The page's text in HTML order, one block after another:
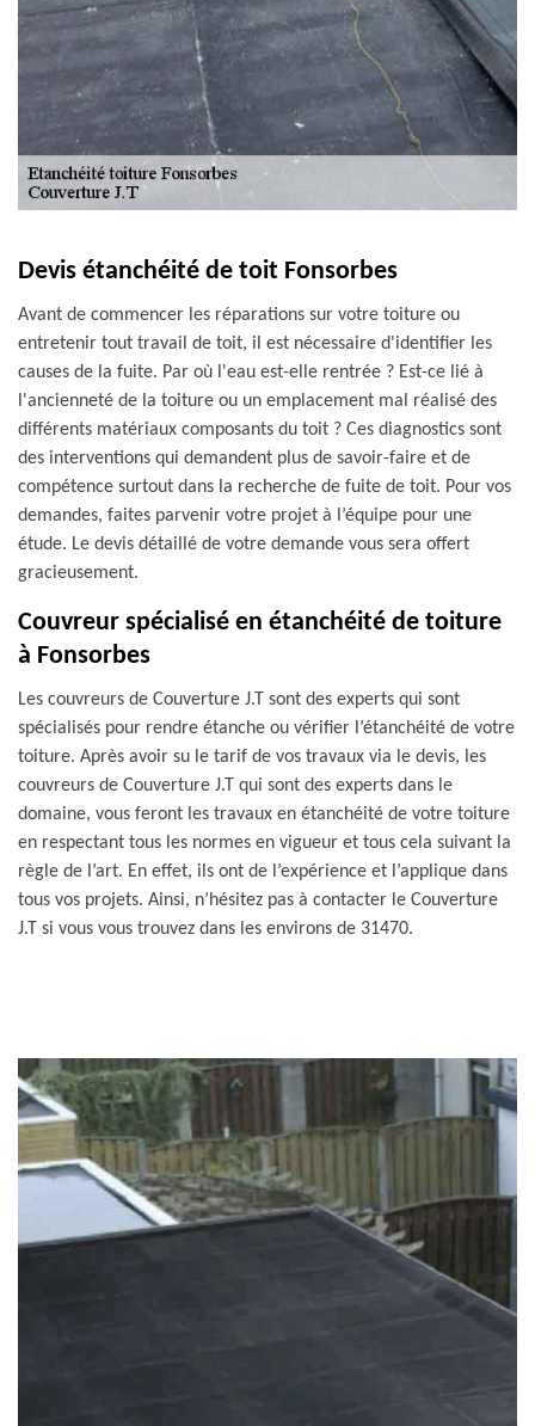
Devis étanchéité de toit Fonsorbes
Avant de commencer les réparations sur votre toiture ou
entretenir tout travail de toit, il est nécessaire d'identifier les
causes de la fuite. Par où l'eau est-elle rentrée ? Est-ce lié à
l'ancienneté de la toiture ou un emplacement mal réalisé des
différents matériaux composants du toit ? Ces diagnostics sont
des interventions qui demandent plus de savoir-faire et de
compétence surtout dans la recherche de fuite de toit. Pour vos
demandes, faites parvenir votre projet à l’équipe pour une
étude. Le devis détaillé de votre demande vous sera offert
gracieusement.
Couvreur spécialisé en étanchéité de toiture
à Fonsorbes
Les couvreurs de Couverture J.T sont des experts qui sont
spécialisés pour rendre étanche ou vérifier l’étanchéité de votre
toiture. Après avoir su le tarif de vos travaux via le devis, les
couvreurs de Couverture J.T qui sont des experts dans le
domaine, vous feront les travaux en étanchéité de votre toiture
en respectant tous les normes en vigueur et tous cela suivant la
règle de l’art. En effet, ils ont de l’expérience et l’applique dans
tous vos projets. Ainsi, n’hésitez pas à contacter le Couverture
J.T si vous vous trouvez dans les environs de 31470.